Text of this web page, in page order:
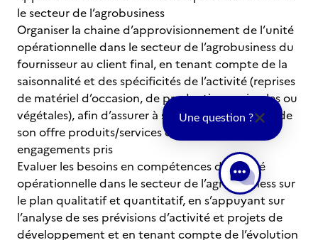
le secteur de l’agrobusiness
Organiser la chaine d’approvisionnement de l’unité
opérationnelle dans le secteur de l’agrobusiness du
fournisseur au client final, en tenant compte de la
saisonnalité et des spécificités de l’activité (reprises
de matériel d’occasion, de productions animales ou
végétales), afin d’assurer à ses clients la livraison de
son offre produits/services dans le respect des
engagements pris
Evaluer les besoins en compétences de l’unité
opérationnelle dans le secteur de l’agrobusiness sur
le plan qualitatif et quantitatif, en s’appuyant sur
l’analyse de ses prévisions d’activité et projets de
développement et en tenant compte de l’évolution
Une question ?